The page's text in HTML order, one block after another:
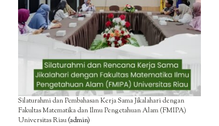
Silaturahmi dan Pembahasan Kerja Sama Jikalahari dengan
Fakultas Matematika dan Ilmu Pengetahuan Alam (FMIPA)
Universitas Riau(admin)